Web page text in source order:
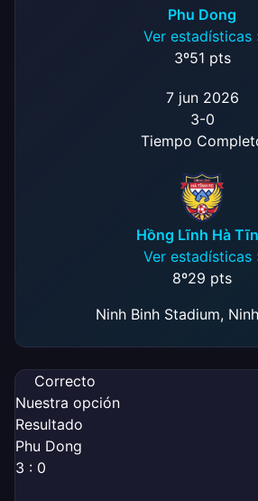
Phu Dong
Ver estadísticas
3º51 pts
7 jun 2026
3-0
Tiempo
Hồng Lĩnh Hà
Ver estadísticas
8º29 pts
Ninh Binh Stadium,
Correcto
Nuestra opción
Resultado
Phu Dong
3 : 0